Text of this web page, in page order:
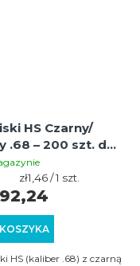
HS Czarny/
.68 – 200 szt. do
i Milsim
Cena
jednostkowa:
zł1,46 / 1 szt.
HS (kaliber .68) z czarną